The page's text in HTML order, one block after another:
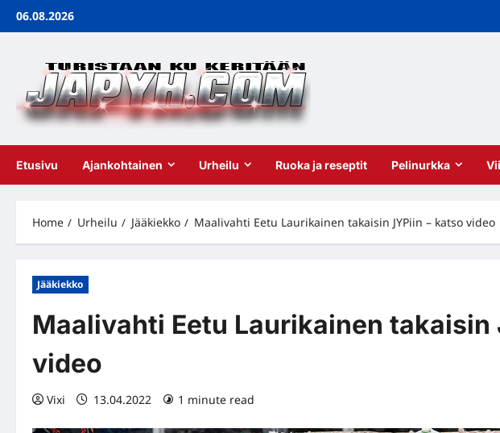
Skip06.08.2026
Etusivu Ajankohtainen Urheilu Ruoka ja reseptit Pelinurkka
Home Urheilu Jääkiekko Maalivahti Eetu Laurikainen takaisin JYPiin – katso video
Jääkiekko
Maalivahti Eetu Laurikainen takaisin
video
Vixi 13.04.2022 1 minute read